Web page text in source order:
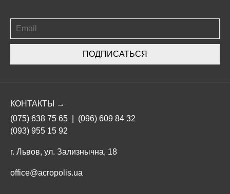
ПОДПИСАТЬСЯ
КОНТАКТЫ →
(075) 638 75 65
(096) 609 84 32
(093) 955 15 92
г. Львов, ул. Зализнычна, 18
office@acropolis.ua